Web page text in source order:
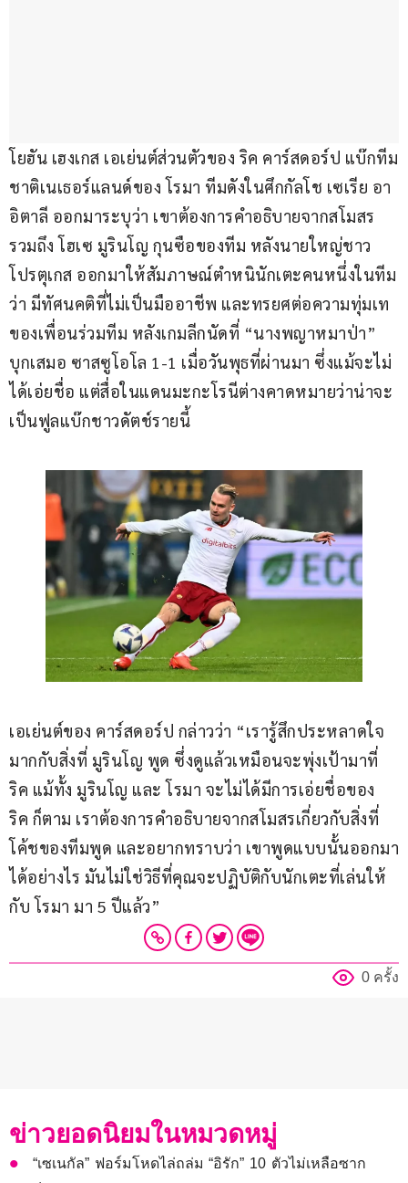
โยฮัน เฮงเกส เอเย่นต์ส่วนตัวของ ริค คาร์สดอร์ป แบ๊กทีม
ชาติเนเธอร์แลนด์ของ โรมา ทีมดังในศึกกัลโช เซเรีย อา
อิตาลี ออกมาระบุว่า เขาต้องการคำอธิบายจากสโมสร
รวมถึง โฮเซ มูรินโญ กุนซือของทีม หลังนายใหญ่ชาว
โปรตุเกส ออกมาให้สัมภาษณ์ตำหนินักเตะคนหนึ่งในทีม
ว่า มีทัศนคติที่ไม่เป็นมืออาชีพ และทรยศต่อความทุ่มเท
ของเพื่อนร่วมทีม หลังเกมลีกนัดที่ “นางพญาหมาป่า”
บุกเสมอ ซาสซูโอโล 1-1 เมื่อวันพุธที่ผ่านมา ซึ่งแม้จะไม่
ได้เอ่ยชื่อ แต่สื่อในแดนมะกะโรนีต่างคาดหมายว่าน่าจะ
เป็นฟูลแบ๊กชาวดัตช์รายนี้
เอเย่นต์ของ คาร์สดอร์ป กล่าวว่า “เรารู้สึกประหลาดใจ
มากกับสิ่งที่ มูรินโญ พูด ซึ่งดูแล้วเหมือนจะพุ่งเป้ามาที่
ริค แม้ทั้ง มูรินโญ และ โรมา จะไม่ได้มีการเอ่ยชื่อของ
ริค ก็ตาม เราต้องการคำอธิบายจากสโมสรเกี่ยวกับสิ่งที่
โค้ชของทีมพูด และอยากทราบว่า เขาพูดแบบนั้นออกมา
ได้อย่างไร มันไม่ใช่วิธีที่คุณจะปฏิบัติกับนักเตะที่เล่นให้
กับ โรมา มา 5 ปีแล้ว”
0 ครั้ง
ข่าวยอดนิยมในหมวดหมู่
“เซเนกัล” ฟอร์มโหดไล่ถล่ม “อิรัก” 10 ตัวไม่เหลือซาก